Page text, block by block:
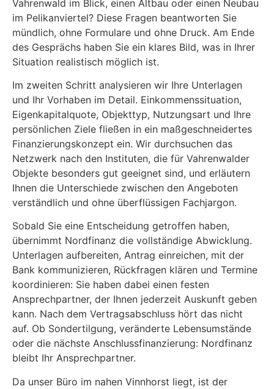
Vahrenwald im Blick, einen Altbau oder einen Neubau
im Pelikanviertel? Diese Fragen beantworten Sie
mündlich, ohne Formulare und ohne Druck. Am Ende
des Gesprächs haben Sie ein klares Bild, was in Ihrer
Situation realistisch möglich ist.
Im zweiten Schritt analysieren wir Ihre Unterlagen
und Ihr Vorhaben im Detail. Einkommenssituation,
Eigenkapitalquote, Objekttyp, Nutzungsart und Ihre
persönlichen Ziele fließen in ein maßgeschneidertes
Finanzierungskonzept ein. Wir durchsuchen das
Netzwerk nach den Instituten, die für Vahrenwalder
Objekte besonders gut geeignet sind, und erläutern
Ihnen die Unterschiede zwischen den Angeboten
verständlich und ohne überflüssigen Fachjargon.
Sobald Sie eine Entscheidung getroffen haben,
übernimmt Nordfinanz die vollständige Abwicklung.
Unterlagen aufbereiten, Antrag einreichen, mit der
Bank kommunizieren, Rückfragen klären und Termine
koordinieren: Sie haben dabei einen festen
Ansprechpartner, der Ihnen jederzeit Auskunft geben
kann. Nach dem Vertragsabschluss hört das nicht
auf. Ob Sondertilgung, veränderte Lebensumstände
oder die nächste Anschlussfinanzierung: Nordfinanz
bleibt Ihr Ansprechpartner.
Da unser Büro im nahen Vinnhorst liegt, ist der